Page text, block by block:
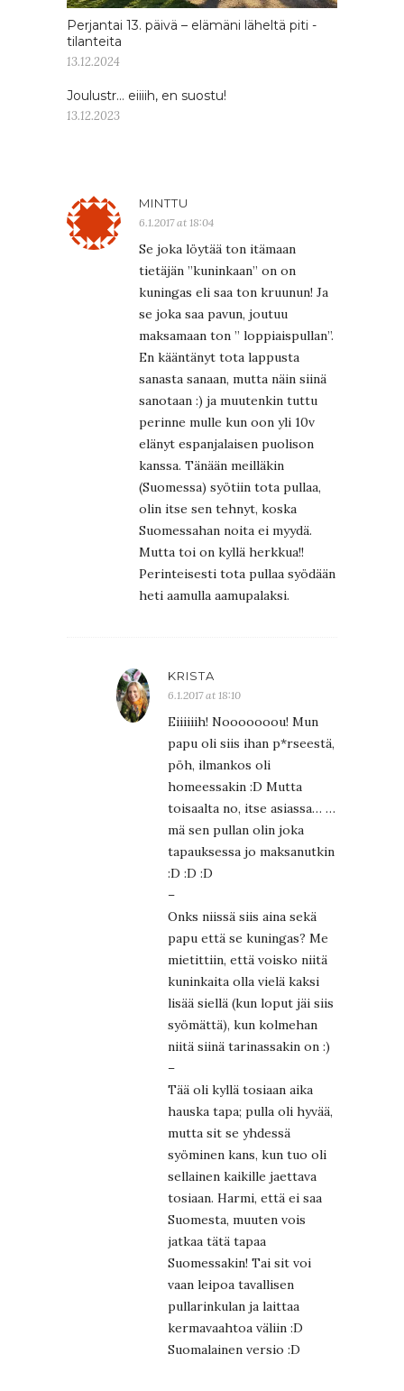
Perjantai 13. päivä – elämäni läheltä piti -
tilanteita
13.12.2024
Joulustr… eiiiih, en suostu!
13.12.2023
MINTTU
6.1.2017 at 18:04
Se joka löytää ton itämaan
tietäjän ”kuninkaan” on on
kuningas eli saa ton kruunun! Ja
se joka saa pavun, joutuu
maksamaan ton ” loppiaispullan”.
En kääntänyt tota lappusta
sanasta sanaan, mutta näin siinä
sanotaan :) ja muutenkin tuttu
perinne mulle kun oon yli 10v
elänyt espanjalaisen puolison
kanssa. Tänään meilläkin
(Suomessa) syötiin tota pullaa,
olin itse sen tehnyt, koska
Suomessahan noita ei myydä.
Mutta toi on kyllä herkkua!!
Perinteisesti tota pullaa syödään
heti aamulla aamupalaksi.
KRISTA
6.1.2017 at 18:10
Eiiiiiih! Nooooooou! Mun
papu oli siis ihan p*rseestä,
pöh, ilmankos oli
homeessakin :D Mutta
toisaalta no, itse asiassa… …
mä sen pullan olin joka
tapauksessa jo maksanutkin
:D :D :D
–
Onks niissä siis aina sekä
papu että se kuningas? Me
mietittiin, että voisko niitä
kuninkaita olla vielä kaksi
lisää siellä (kun loput jäi siis
syömättä), kun kolmehan
niitä siinä tarinassakin on :)
–
Tää oli kyllä tosiaan aika
hauska tapa; pulla oli hyvää,
mutta sit se yhdessä
syöminen kans, kun tuo oli
sellainen kaikille jaettava
tosiaan. Harmi, että ei saa
Suomesta, muuten vois
jatkaa tätä tapaa
Suomessakin! Tai sit voi
vaan leipoa tavallisen
pullarinkulan ja laittaa
kermavaahtoa väliin :D
Suomalainen versio :D